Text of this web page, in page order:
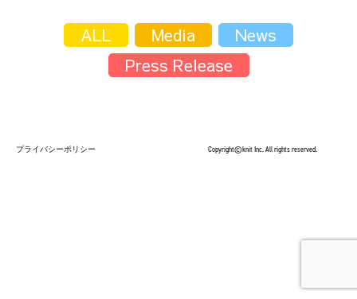
採用情報トップ チームインタビュー01
チームインタビュー02 チームインタビュー03
ALL Media
News
Press Release
プライバシーポリシー Copyright©knit Inc. All rights reserved.